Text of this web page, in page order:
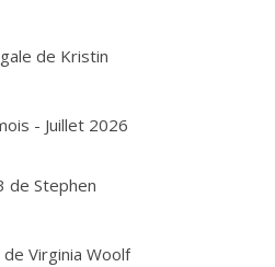
de Kristin
- Juillet 2026
de Stephen
Virginia Woolf